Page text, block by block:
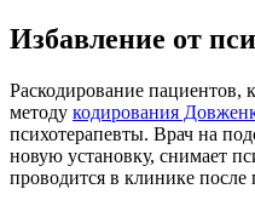
Избавление от
Раскодирование пациентов,
методу кодирования
психотерапевты. Врач на
новую установку, снимает
проводится в клинике после